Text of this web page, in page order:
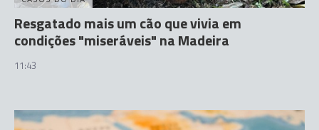
Resgatado mais um cão que vivia em
condições "miseráveis" na Madeira
11:43